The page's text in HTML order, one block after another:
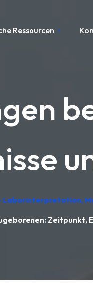
Ressourcen
Zeitpunkt,